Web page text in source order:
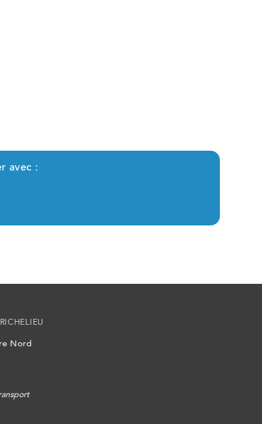
avec :
Nord